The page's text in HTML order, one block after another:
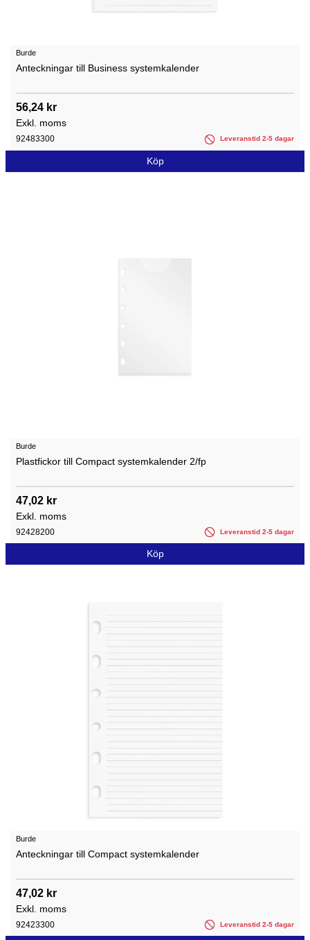
Burde
Anteckningar till Business systemkalender
56,24 kr
Exkl. moms
92483300 Leveranstid 2-5 dagar
Köp
Burde
Plastfickor till Compact systemkalender 2/fp
47,02 kr
Exkl. moms
92428200 Leveranstid 2-5 dagar
Köp
Burde
Anteckningar till Compact systemkalender
47,02 kr
Exkl. moms
92423300 Leveranstid 2-5 dagar